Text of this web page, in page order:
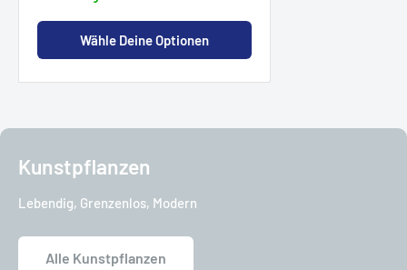
Wähle Deine Optionen
Kunstpflanzen
Lebendig, Grenzenlos, Modern
Alle Kunstpflanzen